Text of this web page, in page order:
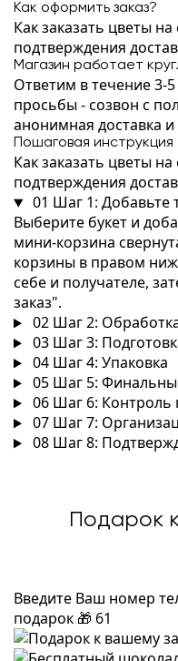
Как оформить заказ?
Как заказать цветы
подтверждения
Магазин работает
Ответим в течение
просьбы - созвон с
анонимная доставка
Пошаговая инструкция
Как заказать цветы
подтверждения
01 Шаг 1: Добавьте
Выберите букет и
мини-корзина
корзины в правом
себе и получателе,
заказ".
02 Шаг 2:
03 Шаг 3:
04 Шаг 4: Упаковка
05 Шаг 5:
06 Шаг 6: Контроль
07 Шаг 7:
08 Шаг 8:
Подарок
Введите Ваш номер
подарок 🎁 61